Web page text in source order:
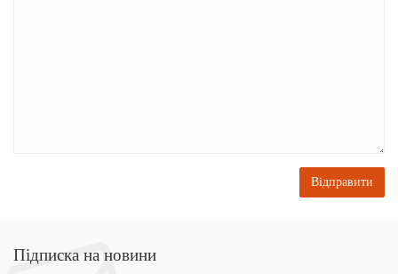
Підписка на новини